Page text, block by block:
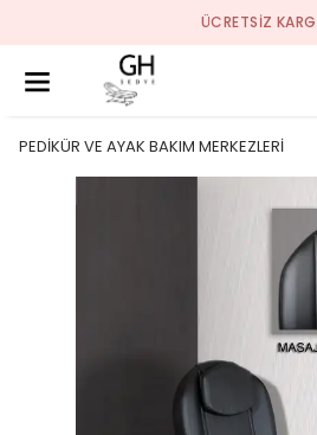
ÜCRETSIZ
PEDİKÜR VE AYAK BAKIM MERKEZLERİ